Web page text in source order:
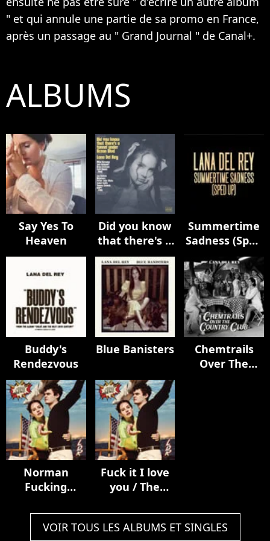
" et qui annule une partie de sa promo en France,
après un passage au " Grand Journal " de Canal+.
ALBUMS
Say Yes To
Heaven
Did you know
that there's a
tunnel under
Ocean Blvd
Summertime
Sadness (Sped
Buddy's
Rendezvous
Blue Banisters
Chemtrails
Over The
Norman
Fucking
Fuck it I love
you / The
VOIR TOUS LES ALBUMS ET SINGLES